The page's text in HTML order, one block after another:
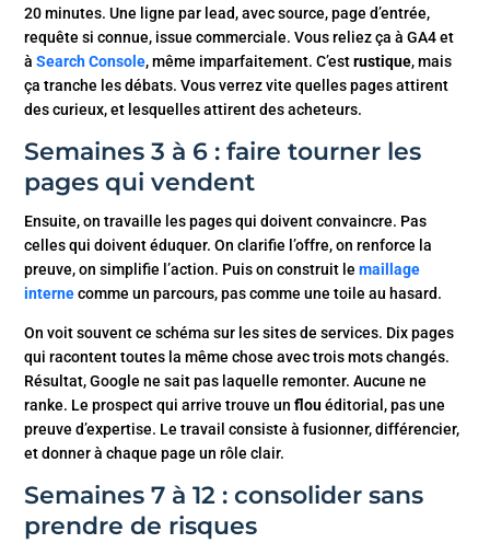
20 minutes. Une ligne par lead, avec source, page d’entrée,
requête si connue, issue commerciale. Vous reliez ça à GA4 et
àSearch Console, même imparfaitement. C’estrustique, mais
ça tranche les débats. Vous verrez vite quelles pages attirent
des curieux, et lesquelles attirent des acheteurs.
Semaines 3 à 6 : faire tourner les
pages qui vendent
Ensuite, on travaille les pages qui doivent convaincre. Pas
celles qui doivent éduquer. On clarifie l’offre, on renforce la
preuve, on simplifie l’action. Puis on construit lemaillage
internecomme un parcours, pas comme une toile au hasard.
On voit souvent ce schéma sur les sites de services. Dix pages
qui racontent toutes la même chose avec trois mots changés.
Résultat, Google ne sait pas laquelle remonter. Aucune ne
ranke. Le prospect qui arrive trouve unflouéditorial, pas une
preuve d’expertise. Le travail consiste à fusionner, différencier,
et donner à chaque page un rôle clair.
Semaines 7 à 12 : consolider sans
prendre de risques